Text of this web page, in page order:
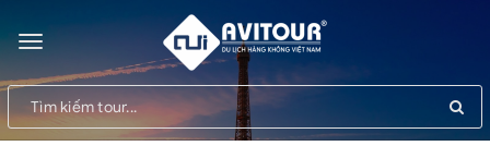
Toggle
navigation